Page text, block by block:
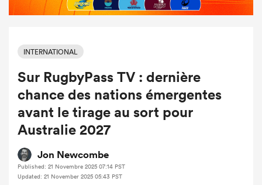
INTERNATIONAL
Sur RugbyPass TV : dernière
chance des nations émergentes
avant le tirage au sort pour
Australie 2027
Jon Newcombe
Published: 21 Novembre 2025 07:14 PST
Updated: 21 November 2025 05:43 PST